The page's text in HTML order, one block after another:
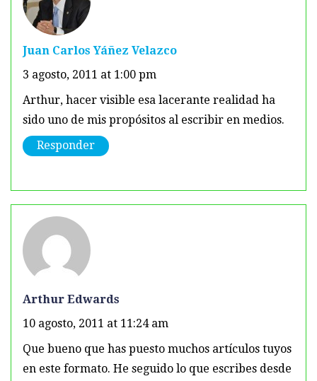
Juan Carlos Yáñez Velazco
3 agosto, 2011 at 1:00 pm
Arthur, hacer visible esa lacerante realidad ha
sido uno de mis propósitos al escribir en medios.
Responder
Arthur Edwards
10 agosto, 2011 at 11:24 am
Que bueno que has puesto muchos artículos tuyos
en este formato. He seguido lo que escribes desde